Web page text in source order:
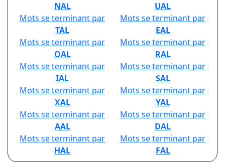
NAL
UAL
Mots se terminant par
TAL
Mots se terminant par
EAL
Mots se terminant par
OAL
Mots se terminant par
RAL
Mots se terminant par
IAL
Mots se terminant par
SAL
Mots se terminant par
XAL
Mots se terminant par
YAL
Mots se terminant par
AAL
Mots se terminant par
DAL
Mots se terminant par
HAL
Mots se terminant par
FAL